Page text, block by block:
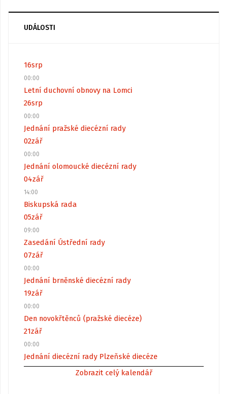
UDÁLOSTI
16srp
00:00
Letní duchovní obnovy na Lomci
26srp
00:00
Jednání pražské diecézní rady
02zář
00:00
Jednání olomoucké diecézní rady
04zář
14:00
Biskupská rada
05zář
09:00
Zasedání Ústřední rady
07zář
00:00
Jednání brněnské diecézní rady
19zář
00:00
Den novokřtěnců (pražské diecéze)
21zář
00:00
Jednání diecézní rady Plzeňské diecéze
Zobrazit celý kalendář